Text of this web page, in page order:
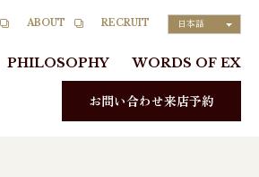
ABOUT RECRUIT 日本語
PHILOSOPHY WORDS OF EX
お問い合わせ来店予約